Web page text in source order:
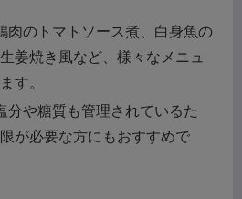
肉のトマトソース煮、白身魚の
姜焼き風など、様々なメニュ
す。
分や糖質も管理されているた
が必要な方にもおすすめで